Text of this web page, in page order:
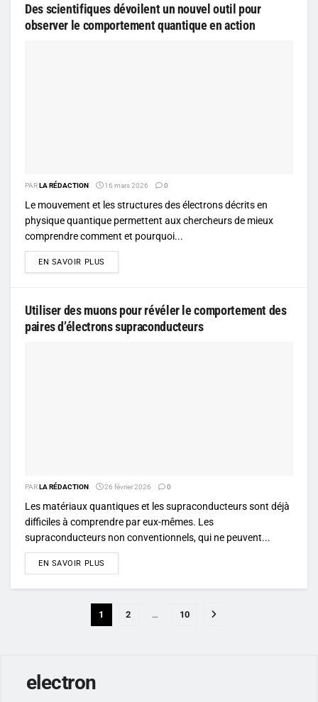
Des scientifiques dévoilent un nouvel outil pour
observer le comportement quantique en action
PARLA RÉDACTION 16 mars 2026 0
Le mouvement et les structures des électrons décrits en
physique quantique permettent aux chercheurs de mieux
comprendre comment et pourquoi...
EN SAVOIR PLUS
Utiliser des muons pour révéler le comportement des
paires d’électrons supraconducteurs
PARLA RÉDACTION 26 février 2026 0
Les matériaux quantiques et les supraconducteurs sont déjà
difficiles à comprendre par eux-mêmes. Les
supraconducteurs non conventionnels, qui ne peuvent...
EN SAVOIR PLUS
1 2 … 10
electron